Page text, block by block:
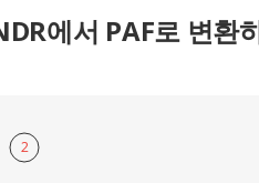
에서 PAF로 변환
2